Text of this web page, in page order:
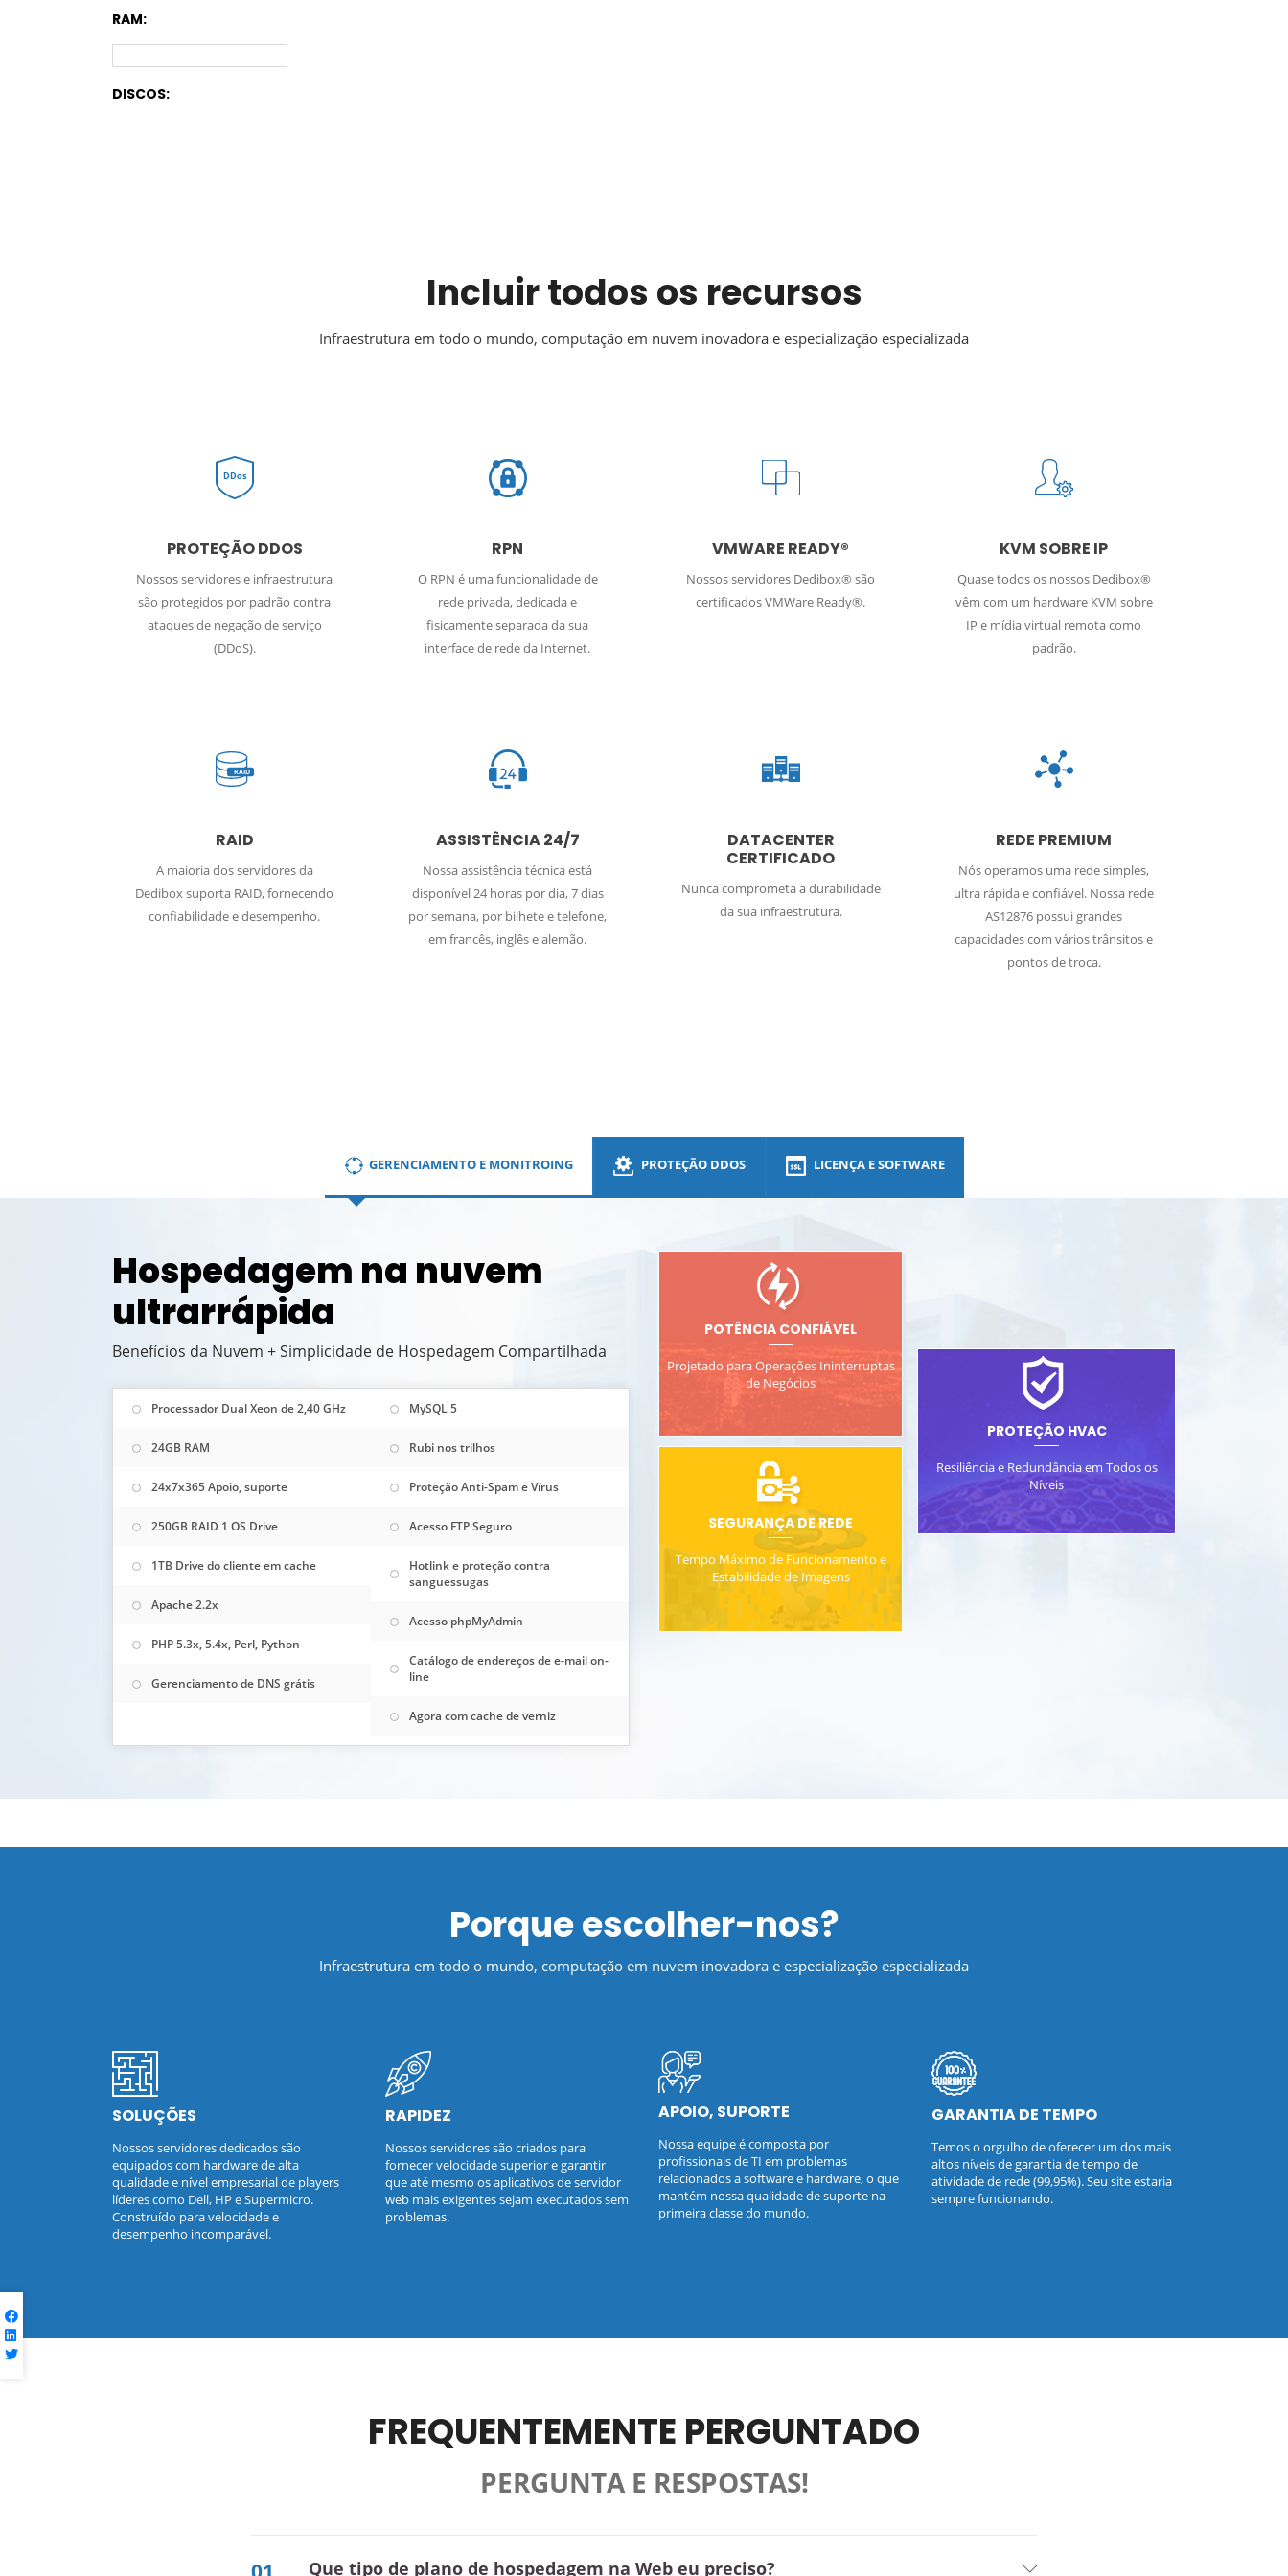
RAM:
DISCOS:
Incluir todos os recursos
Infraestrutura em todo o mundo, computação em nuvem inovadora e especialização especializada
DDos
PROTEÇÃO DDOS
Nossos servidores e infraestrutura
são protegidos por padrão contra
ataques de negação de serviço
(DDoS).
RPN
O RPN é uma funcionalidade de
rede privada, dedicada e
fisicamente separada da sua
interface de rede da Internet.
VMWARE READY®
Nossos servidores Dedibox® são
certificados VMWare Ready®.
KVM SOBRE IP
Quase todos os nossos Dedibox®
vêm com um hardware KVM sobre
IP e mídia virtual remota como
padrão.
RAID
RAID
A maioria dos servidores da
Dedibox suporta RAID, fornecendo
confiabilidade e desempenho.
ASSISTÊNCIA 24/7
Nossa assistência técnica está
disponível 24 horas por dia, 7 dias
por semana, por bilhete e telefone,
em francês, inglês e alemão.
DATACENTER
CERTIFICADO
Nunca comprometa a durabilidade
da sua infraestrutura.
REDE PREMIUM
Nós operamos uma rede simples,
ultra rápida e confiável. Nossa rede
AS12876 possui grandes
capacidades com vários trânsitos e
pontos de troca.
GERENCIAMENTO E MONITROING PROTEÇÃO DDOS LICENÇA E SOFTWARE
Hospedagem na nuvem
ultrarrápida
Benefícios da Nuvem + Simplicidade de Hospedagem Compartilhada
Processador Dual Xeon de 2,40 GHz
24GB RAM
24x7x365 Apoio, suporte
250GB RAID 1 OS Drive
1TB Drive do cliente em cache
Apache 2.2x
PHP 5.3x, 5.4x, Perl, Python
Gerenciamento de DNS grátis
MySQL 5
Rubi nos trilhos
Proteção Anti-Spam e Vírus
Acesso FTP Seguro
Hotlink e proteção contra
sanguessugas
Acesso phpMyAdmin
Catálogo de endereços de e-mail on-
line
Agora com cache de verniz
POTÊNCIA CONFIÁVEL
Projetado para Operações Ininterruptas
de Negócios
SEGURANÇA DE REDE
Tempo Máximo de Funcionamento e
Estabilidade de Imagens
PROTEÇÃO HVAC
Resiliência e Redundância em Todos os
Níveis
Porque escolher-nos?
Infraestrutura em todo o mundo, computação em nuvem inovadora e especialização especializada
SOLUÇÕES
Nossos servidores dedicados são
equipados com hardware de alta
qualidade e nível empresarial de players
líderes como Dell, HP e Supermicro.
Construído para velocidade e
desempenho incomparável.
RAPIDEZ
Nossos servidores são criados para
fornecer velocidade superior e garantir
que até mesmo os aplicativos de servidor
web mais exigentes sejam executados sem
problemas.
APOIO, SUPORTE
Nossa equipe é composta por
profissionais de TI em problemas
relacionados a software e hardware, o que
mantém nossa qualidade de suporte na
primeira classe do mundo.
GARANTIA DE TEMPO
Temos o orgulho de oferecer um dos mais
altos níveis de garantia de tempo de
atividade de rede (99,95%). Seu site estaria
sempre funcionando.
FREQUENTEMENTE PERGUNTADO
PERGUNTA E RESPOSTAS!
Que tipo de plano de hospedagem na Web eu preciso?